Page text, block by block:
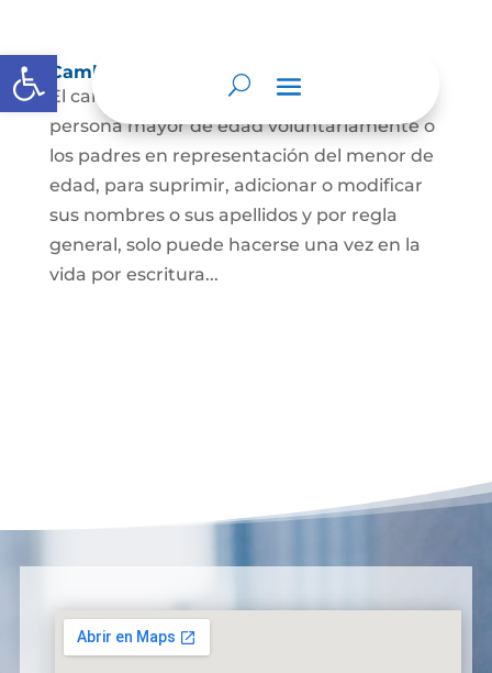
Abrir barra de herramientas
Cambio Nombre
El cambio de nombre lo podrá hacer la
persona mayor de edad voluntariamente o
los padres en representación del menor de
edad, para suprimir, adicionar o modificar
sus nombres o sus apellidos y por regla
general, solo puede hacerse una vez en la
vida por escritura...